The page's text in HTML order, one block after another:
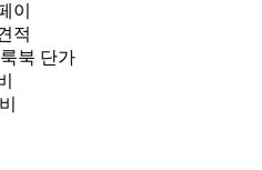
이
적
북 단가